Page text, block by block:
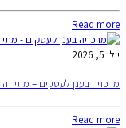
Read more
יולי 5, 2026
מרכזיה בענן לעסקים – מתי
Read more